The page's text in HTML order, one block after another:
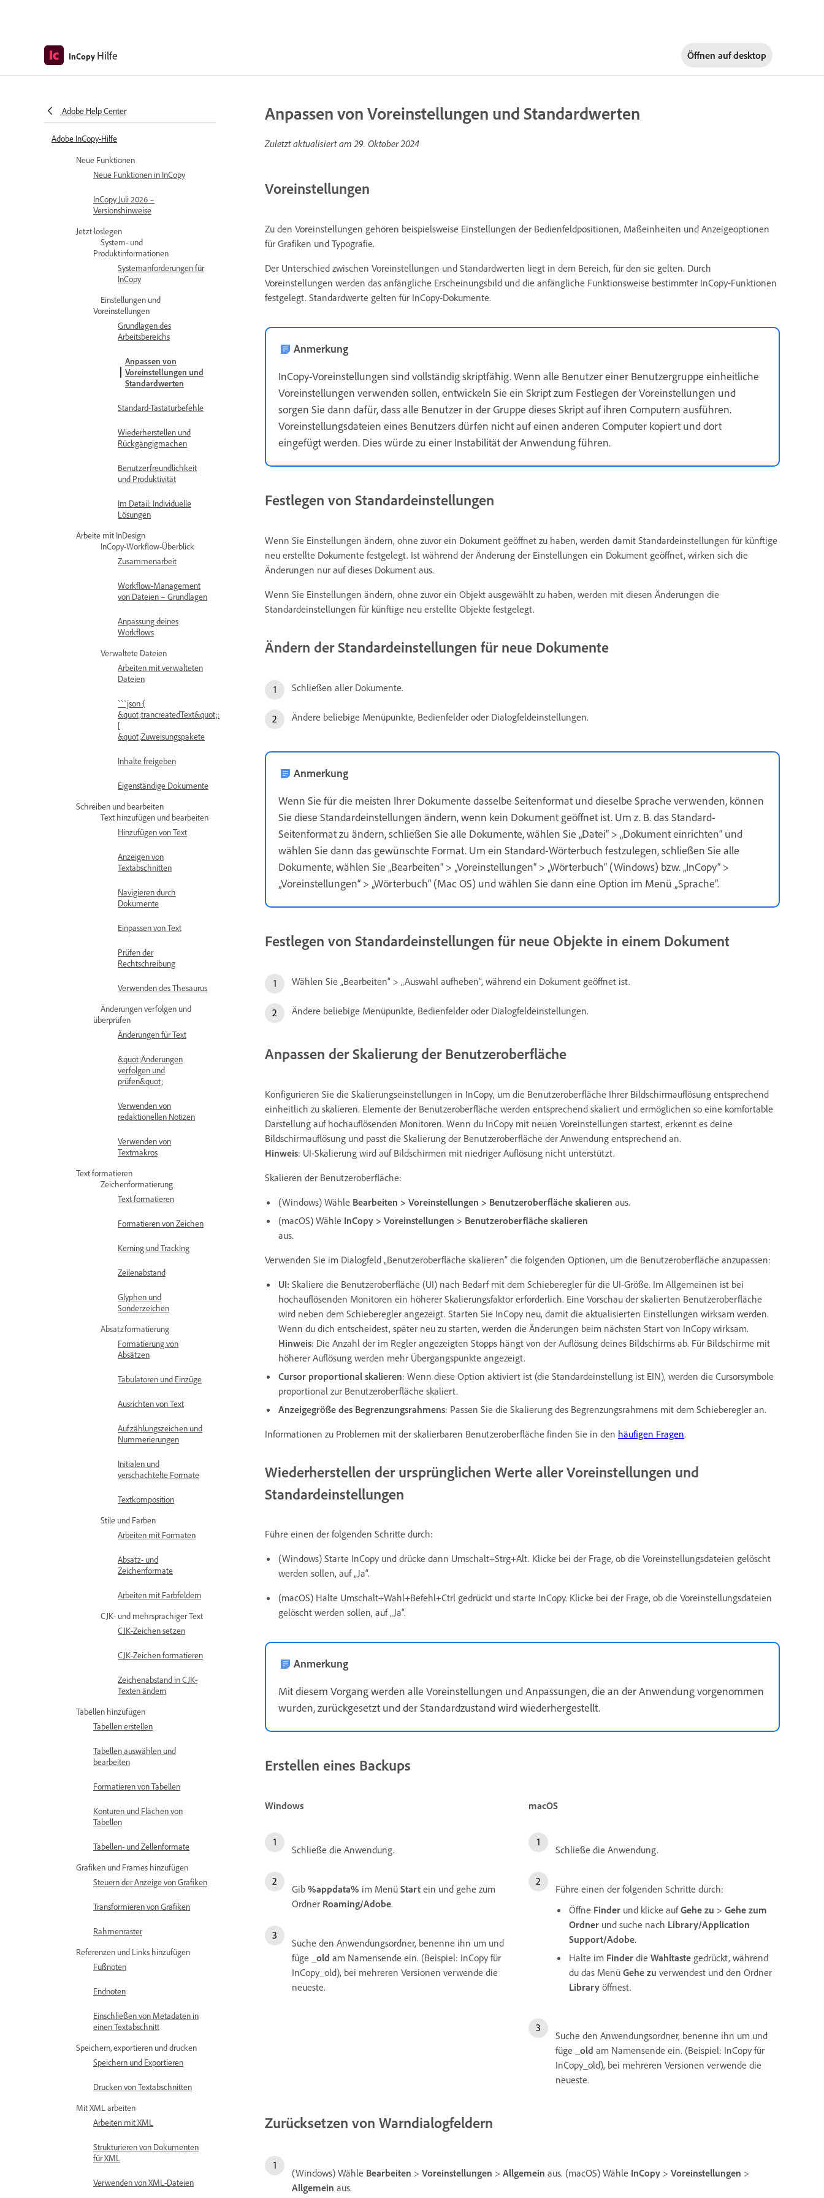
InCopy Hilfe Öffnen aufdesktop
Adobe Help Center
Adobe InCopy-Hilfe
Neue Funktionen
Neue Funktionen in InCopy
InCopy Juli 2026 –
Versionshinweise
Jetzt loslegen
System- und
Produktinformationen
Systemanforderungen für
InCopy
Einstellungen und
Voreinstellungen
Grundlagen des
Arbeitsbereichs
Anpassen von
Voreinstellungen und
Standardwerten
Standard-Tastaturbefehle
Wiederherstellen und
Rückgängigmachen
Benutzerfreundlichkeit
und Produktivität
Im Detail: Individuelle
Lösungen
Arbeite mit InDesign
InCopy-Workflow-Überblick
Zusammenarbeit
Workflow-Management
von Dateien – Grundlagen
Anpassung deines
Workflows
Verwaltete Dateien
Arbeiten mit verwalteten
Dateien
```json {
&quot;trancreatedText&quot;:
[
&quot;Zuweisungspakete
Inhalte freigeben
Eigenständige Dokumente
Schreiben und bearbeiten
Text hinzufügen und bearbeiten
Hinzufügen von Text
Anzeigen von
Textabschnitten
Navigieren durch
Dokumente
Einpassen von Text
Prüfen der
Rechtschreibung
Verwenden des Thesaurus
Änderungen verfolgen und
überprüfen
Änderungen für Text
&quot;Änderungen
verfolgen und
prüfen&quot;
Verwenden von
redaktionellen Notizen
Verwenden von
Textmakros
Text formatieren
Zeichenformatierung
Text formatieren
Formatieren von Zeichen
Kerning und Tracking
Zeilenabstand
Glyphen und
Sonderzeichen
Absatzformatierung
Formatierung von
Absätzen
Tabulatoren und Einzüge
Ausrichten von Text
Aufzählungszeichen und
Nummerierungen
Initialen und
verschachtelte Formate
Textkomposition
Stile und Farben
Arbeiten mit Formaten
Absatz- und
Zeichenformate
Arbeiten mit Farbfeldern
CJK- und mehrsprachiger Text
CJK-Zeichen setzen
CJK-Zeichen formatieren
Zeichenabstand in CJK-
Texten ändern
Tabellen hinzufügen
Tabellen erstellen
Tabellen auswählen und
bearbeiten
Formatieren von Tabellen
Konturen und Flächen von
Tabellen
Tabellen- und Zellenformate
Grafiken und Frames hinzufügen
Steuern der Anzeige von Grafiken
Transformieren von Grafiken
Rahmenraster
Referenzen und Links hinzufügen
Fußnoten
Endnoten
Einschließen von Metadaten in
einen Textabschnitt
Speichern, exportieren und drucken
Speichern und Exportieren
Drucken von Textabschnitten
Mit XML arbeiten
Arbeiten mit XML
Strukturieren von Dokumenten
für XML
Verwenden von XML-Dateien
Anpassen von Voreinstellungen und Standardwerten
Zuletzt aktualisiert am29. Oktober 2024
Voreinstellungen
Zu den Voreinstellungen gehören beispielsweise Einstellungen der Bedienfeldpositionen, Maßeinheiten und Anzeigeoptionen
für Grafiken und Typografie.
Der Unterschied zwischen Voreinstellungen und Standardwerten liegt in dem Bereich, für den sie gelten. Durch
Voreinstellungen werden das anfängliche Erscheinungsbild und die anfängliche Funktionsweise bestimmter InCopy-Funktionen
festgelegt. Standardwerte gelten für InCopy-Dokumente.
Anmerkung
InCopy-Voreinstellungen sind vollständig skriptfähig. Wenn alle Benutzer einer Benutzergruppe einheitliche
Voreinstellungen verwenden sollen, entwickeln Sie ein Skript zum Festlegen der Voreinstellungen und
sorgen Sie dann dafür, dass alle Benutzer in der Gruppe dieses Skript auf ihren Computern ausführen.
Voreinstellungsdateien eines Benutzers dürfen nicht auf einen anderen Computer kopiert und dort
eingefügt werden. Dies würde zu einer Instabilität der Anwendung führen.
Festlegen von Standardeinstellungen
Wenn Sie Einstellungen ändern, ohne zuvor ein Dokument geöffnet zu haben, werden damit Standardeinstellungen für künftige
neu erstellte Dokumente festgelegt. Ist während der Änderung der Einstellungen ein Dokument geöffnet, wirken sich die
Änderungen nur auf dieses Dokument aus.
Wenn Sie Einstellungen ändern, ohne zuvor ein Objekt ausgewählt zu haben, werden mit diesen Änderungen die
Standardeinstellungen für künftige neu erstellte Objekte festgelegt.
Ändern der Standardeinstellungen für neue Dokumente
Schließen aller Dokumente.
Ändere beliebige Menüpunkte, Bedienfelder oder Dialogfeldeinstellungen.
Anmerkung
Wenn Sie für die meisten Ihrer Dokumente dasselbe Seitenformat und dieselbe Sprache verwenden, können
Sie diese Standardeinstellungen ändern, wenn kein Dokument geöffnet ist. Um z. B. das Standard-
Seitenformat zu ändern, schließen Sie alle Dokumente, wählen Sie „Datei“ > „Dokument einrichten“ und
wählen Sie dann das gewünschte Format. Um ein Standard-Wörterbuch festzulegen, schließen Sie alle
Dokumente, wählen Sie „Bearbeiten“ > „Voreinstellungen“ > „Wörterbuch“ (Windows) bzw. „InCopy“ >
„Voreinstellungen“ > „Wörterbuch“ (Mac OS) und wählen Sie dann eine Option im Menü „Sprache“.
Festlegen von Standardeinstellungen für neue Objekte in einem Dokument
Wählen Sie „Bearbeiten“ > „Auswahl aufheben“, während ein Dokument geöffnet ist.
Ändere beliebige Menüpunkte, Bedienfelder oder Dialogfeldeinstellungen.
Anpassen der Skalierung der Benutzeroberfläche
Konfigurieren Sie die Skalierungseinstellungen in InCopy, um die Benutzeroberfläche Ihrer Bildschirmauflösung entsprechend
einheitlich zu skalieren. Elemente der Benutzeroberfläche werden entsprechend skaliert und ermöglichen so eine komfortable
Darstellung auf hochauflösenden Monitoren. Wenn du InCopy mit neuen Voreinstellungen startest, erkennt es deine
Bildschirmauflösung und passt die Skalierung der Benutzeroberfläche der Anwendung entsprechend an.
Hinweis: UI-Skalierung wird auf Bildschirmen mit niedriger Auflösung nicht unterstützt.
Skalieren der Benutzeroberfläche:
(Windows) Wähle Bearbeiten > Voreinstellungen > Benutzeroberfläche skalieren aus.
(macOS) Wähle InCopy > Voreinstellungen > Benutzeroberfläche skalieren
aus.
Verwenden Sie im Dialogfeld „Benutzeroberfläche skalieren” die folgenden Optionen, um die Benutzeroberfläche anzupassen:
UI: Skaliere die Benutzeroberfläche (UI) nach Bedarf mit dem Schieberegler für die UI-Größe. Im Allgemeinen ist bei
hochauflösenden Monitoren ein höherer Skalierungsfaktor erforderlich. Eine Vorschau der skalierten Benutzeroberfläche
wird neben dem Schieberegler angezeigt. Starten Sie InCopy neu, damit die aktualisierten Einstellungen wirksam werden.
Wenn du dich entscheidest, später neu zu starten, werden die Änderungen beim nächsten Start von InCopy wirksam.
Hinweis: Die Anzahl der im Regler angezeigten Stopps hängt von der Auflösung deines Bildschirms ab. Für Bildschirme mit
höherer Auflösung werden mehr Übergangspunkte angezeigt.
Cursor proportional skalieren: Wenn diese Option aktiviert ist (die Standardeinstellung ist EIN), werden die Cursorsymbole
proportional zur Benutzeroberfläche skaliert.
Anzeigegröße des Begrenzungsrahmens: Passen Sie die Skalierung des Begrenzungsrahmens mit dem Schieberegler an.
Informationen zu Problemen mit der skalierbaren Benutzeroberfläche finden Sie in den häufigen Fragen.
Wiederherstellen der ursprünglichen Werte aller Voreinstellungen und
Standardeinstellungen
Führe einen der folgenden Schritte durch:
(Windows) Starte InCopy und drücke dann Umschalt+Strg+Alt. Klicke bei der Frage, ob die Voreinstellungsdateien gelöscht
werden sollen, auf „Ja“.
(macOS) Halte Umschalt+Wahl+Befehl+Ctrl gedrückt und starte InCopy. Klicke bei der Frage, ob die Voreinstellungsdateien
gelöscht werden sollen, auf „Ja“.
Anmerkung
Mit diesem Vorgang werden alle Voreinstellungen und Anpassungen, die an der Anwendung vorgenommen
wurden, zurückgesetzt und der Standardzustand wird wiederhergestellt.
Erstellen eines Backups
Windows
Schließe die Anwendung.
Gib %appdata% im Menü Start ein und gehe zum
Ordner Roaming/Adobe.
Suche den Anwendungsordner, benenne ihn um und
füge _old am Namensende ein. (Beispiel: InCopy für
InCopy_old), bei mehreren Versionen verwende die
neueste.
macOS
Schließe die Anwendung.
Führe einen der folgenden Schritte durch:
Öffne Finder und klicke aufGehe zu > Gehe zum
Ordner und suche nach Library/Application
Support/Adobe.
Halte im Finder die Wahltaste gedrückt, während
du das Menü Gehe zu verwendest und den Ordner
Library öffnest.
Suche den Anwendungsordner, benenne ihn um und
füge _old am Namensende ein. (Beispiel: InCopy für
InCopy_old), bei mehreren Versionen verwende die
neueste.
Zurücksetzen von Warndialogfeldern
(Windows) Wähle Bearbeiten > Voreinstellungen > Allgemein aus. (macOS) Wähle InCopy > Voreinstellungen >
Allgemein aus.